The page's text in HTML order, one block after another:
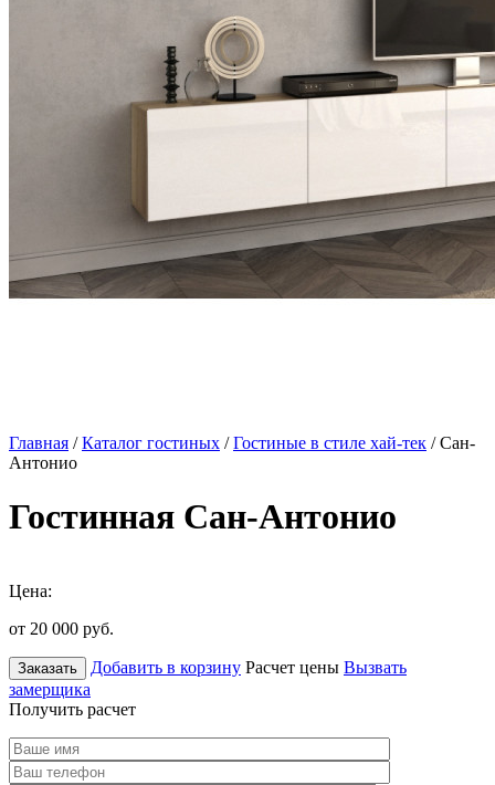
Главная /Каталог гостиных /Гостиные в стиле хай-тек / Сан-
Антонио
Гостинная Сан-Антонио
Цена:
от 20 000 руб.
Заказать Добавить в корзину Расчет цены Вызвать
замерщика
Получить расчет